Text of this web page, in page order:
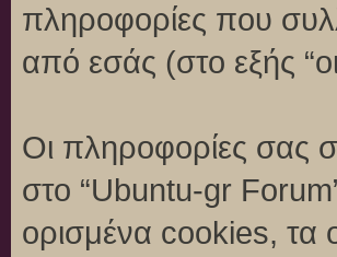
πληροφορίες που
από εσάς (στο εξής
Οι πληροφορίες σας
στο “Ubuntu-gr
ορισμένα cookies, τα